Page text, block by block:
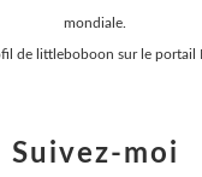
mondiale.
de littleboboon sur le portail
Suivez-moi